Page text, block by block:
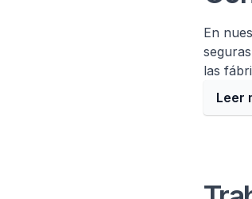
En
las
Leer